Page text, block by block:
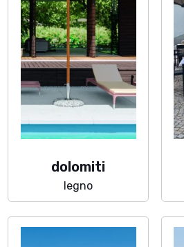
dolomiti
legno